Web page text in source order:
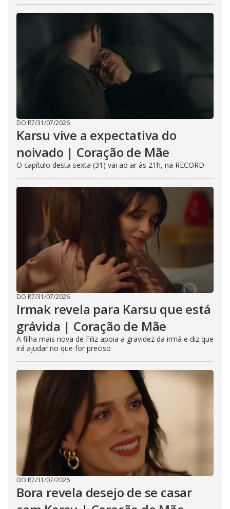
DO R7/31/07/2026
Karsu vive a expectativa do
noivado | Coração de Mãe
O capítulo desta sexta (31) vai ao ar às 21h, na RECORD
DO R7/31/07/2026
Irmak revela para Karsu que está
grávida | Coração de Mãe
A filha mais nova de Filiz apoia a gravidez da irmã e diz que
irá ajudar no que for preciso
DO R7/31/07/2026
Bora revela desejo de se casar